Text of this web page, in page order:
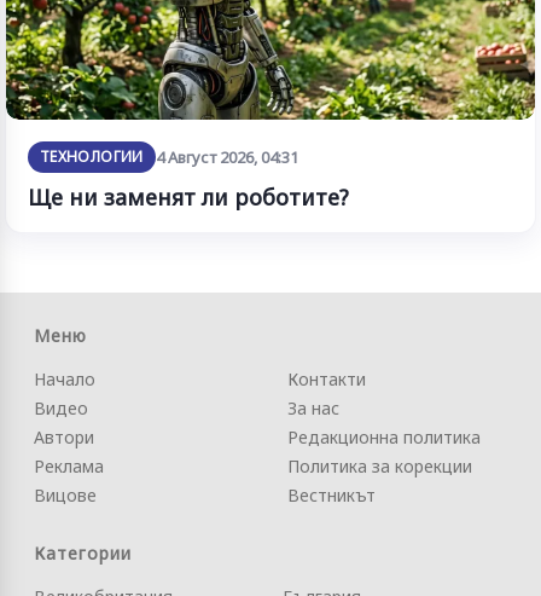
ТЕХНОЛОГИИ 4 Август 2026, 04:31
Ще ни заменят ли роботите?
Меню
Начало
Видео
Автори
Реклама
Вицове
Контакти
За нас
Редакционна политика
Политика за корекции
Вестникът
Категории